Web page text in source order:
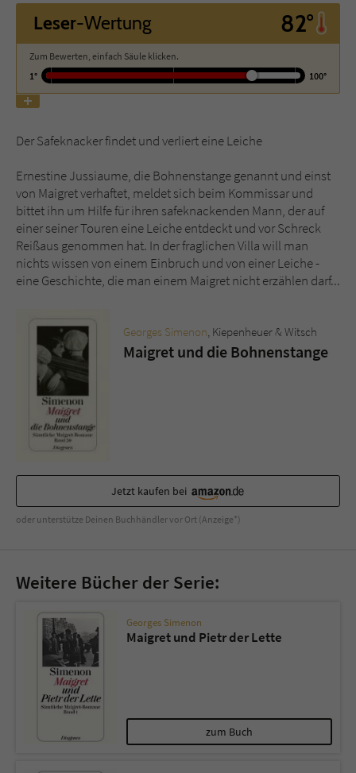
Leser-Wertung 82°
Zum Bewerten, einfach Säule klicken.
1°
100°
Der Safeknacker findet und verliert eine Leiche
Ernestine Jussiaume, die Bohnenstange genannt und einst
von Maigret verhaftet, meldet sich beim Kommissar und
bittet ihn um Hilfe für ihren safeknackenden Mann, der auf
einer seiner Touren eine Leiche entdeckt und vor Schreck
Reißaus genommen hat. In der fraglichen Villa will man
nichts wissen von einem Einbruch und von einer Leiche -
eine Geschichte, die man einem Maigret nicht erzählen darf...
Georges Simenon, Kiepenheuer & Witsch
Maigret und die Bohnenstange
Jetzt kaufen bei
oder unterstütze Deinen Buchhändler vor Ort (Anzeige*)
Weitere Bücher der Serie:
Georges Simenon
Maigret und Pietr der Lette
zum Buch
tx_pwcomments_ahash
Anbieter Literatur-Couch Medien GmbH & Co. KG
Laufzeit
Zweck Cookie für Kommentare einzelner Buchtitel
Name fe_typo_user
Anbieter Literatur-Couch Medien GmbH & Co. KG
Laufzeit Session
Zweck
Kommunikation der Webseite mit dem
Benutzer. Es wird benötigt um z. B. den
Sicherheitscode des Kontaktformulars zu